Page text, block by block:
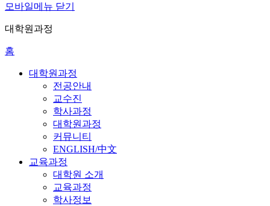
모바일메뉴 닫기
대학원과정
홈
대학원과정
전공안내
교수진
학사과정
대학원과정
커뮤니티
ENGLISH/中文
교육과정
대학원 소개
교육과정
학사정보